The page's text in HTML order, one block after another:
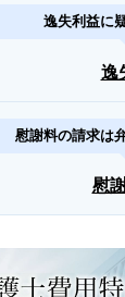
逸失利益に
逸
慰謝料の請求は
慰